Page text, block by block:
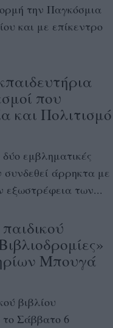
την Παγκόσμια
και με επίκεντρο
που
και Πολιτισμό
εμβληματικές
συνδεθεί άρρηκτα με
εξωστρέφεια των...
Μπουγά
βιβλίου
το Σάββατο 6